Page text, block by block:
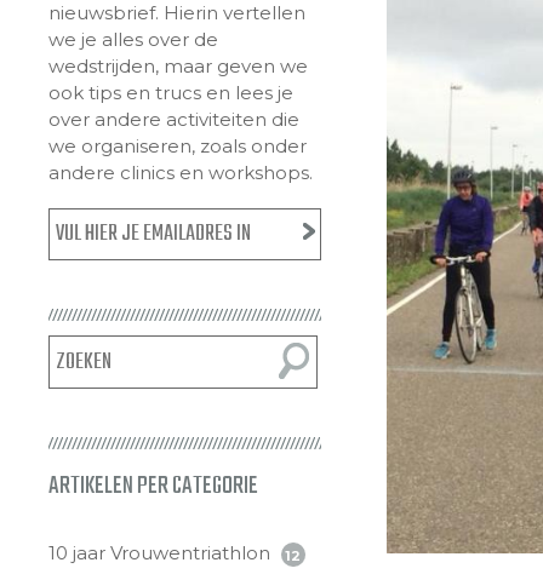
nieuwsbrief. Hierin vertellen
we je alles over de
wedstrijden, maar geven we
ook tips en trucs en lees je
over andere activiteiten die
we organiseren, zoals onder
andere clinics en workshops.
ARTIKELEN PER CATEGORIE
10 jaar Vrouwentriathlon 12